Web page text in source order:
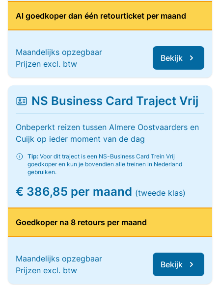
Al goedkoper dan één retourticket per maand
Maandelijks opzegbaar
Prijzen excl. btw
Bekijk
NS Business Card Traject Vrij
Onbeperkt reizen tussen Almere Oostvaarders en
Cuijk op ieder moment van de dag
Tip: Voor dit traject is een NS-Business Card Trein Vrij
goedkoper en kun je bovendien alle treinen in Nederland
gebruiken.
€ 386,85 per maand (tweede klas)
Goedkoper na 8 retours per maand
Maandelijks opzegbaar
Prijzen excl. btw
Bekijk